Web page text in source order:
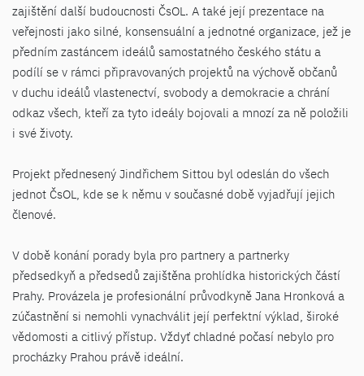
zajištění další budoucnosti ČsOL. A také její prezentace na
veřejnosti jako silné, konsensuální a jednotné organizace, jež je
předním zastáncem ideálů samostatného českého státu a
podílí se v rámci připravovaných projektů na výchově občanů
v duchu ideálů vlastenectví, svobody a demokracie a chrání
odkaz všech, kteří za tyto ideály bojovali a mnozí za ně položili
i své životy.
Projekt přednesený Jindřichem Sittou byl odeslán do všech
jednot ČsOL, kde se k němu v současné době vyjadřují jejich
členové.
V době konání porady byla pro partnery a partnerky
předsedkyň a předsedů zajištěna prohlídka historických částí
Prahy. Provázela je profesionální průvodkyně Jana Hronková a
zúčastnění si nemohli vynachválit její perfektní výklad, široké
vědomosti a citlivý přístup. Vždyť chladné počasí nebylo pro
procházky Prahou právě ideální.